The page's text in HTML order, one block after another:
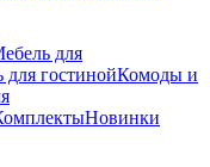
для
для гостинойКомоды и
Новинки